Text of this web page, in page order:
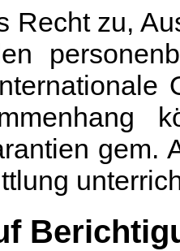
Recht zu,
gem.